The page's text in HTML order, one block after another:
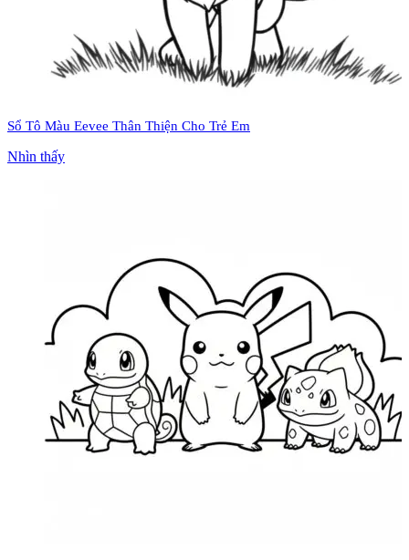
Sổ Tô Màu Eevee Thân Thiện Cho Trẻ Em
Nhìn thấy